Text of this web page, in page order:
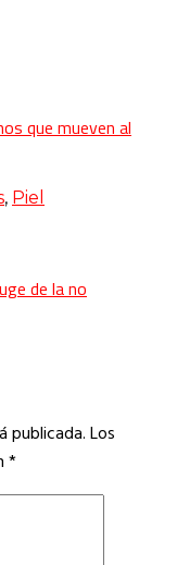
que mueven al
, Piel
de la no
publicada.Los
*